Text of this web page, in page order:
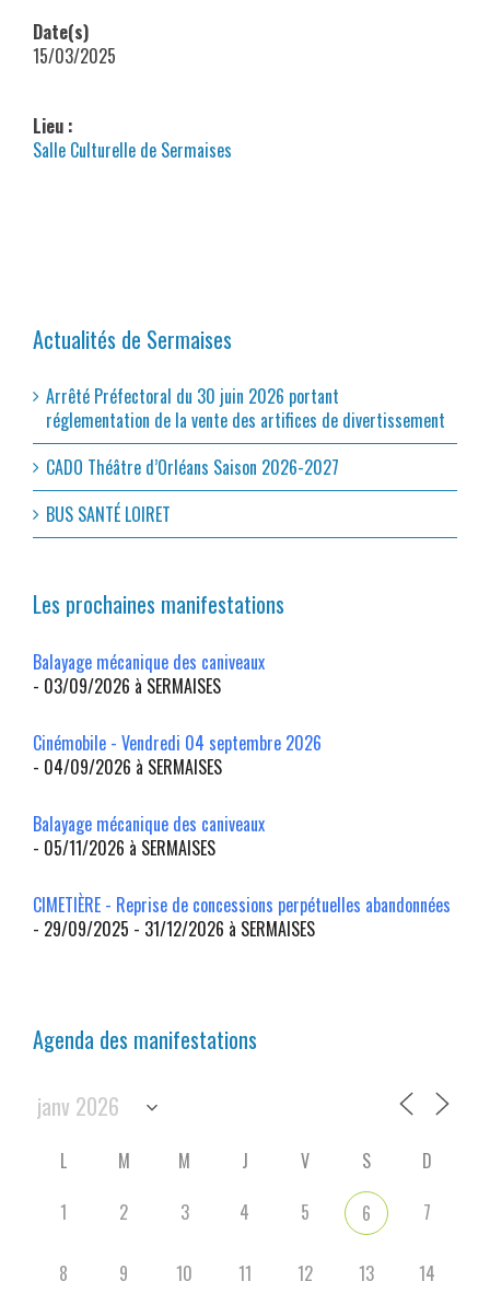
Date(s)
15/03/2025
Lieu :
Salle Culturelle de Sermaises
Actualités de Sermaises
Arrêté Préfectoral du 30 juin 2026 portant
réglementation de la vente des artifices de divertissement
CADO Théâtre d’Orléans Saison 2026-2027
BUS SANTÉ LOIRET
Les prochaines manifestations
Balayage mécanique des caniveaux
- 03/09/2026 à SERMAISES
Cinémobile - Vendredi 04 septembre 2026
- 04/09/2026 à SERMAISES
Balayage mécanique des caniveaux
- 05/11/2026 à SERMAISES
CIMETIÈRE - Reprise de concessions perpétuelles abandonnées
- 29/09/2025 - 31/12/2026 à SERMAISES
Agenda des manifestations
L M M J V S
D
1
2 3 4 5 6 7
8 9 10 11 12 13 14